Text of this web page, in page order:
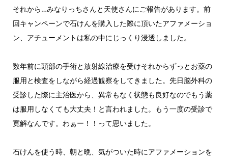
それから…みなりっちさんと天使さんにご報告があります。前
回キャンペーンで石けんを購入した際に頂いたアファメーショ
ン、アチューメントは私の中にじっくり浸透しました。
数年前に頭部の手術と放射線治療を受けそれからずっとお薬の
服用と検査をしながら経過観察をしてきました。先日脳外科の
受診した際に主治医から、異常もなく状態も良好なのでもう薬
は服用しなくても大丈夫！と言われました。もう一度の受診で
寛解なんです。わぁー！！って思いました。
石けんを使う時、朝と晩、気がついた時にアファメーションを